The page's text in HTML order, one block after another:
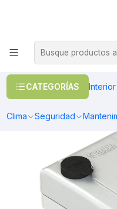
CATEGORÍAS Interior
Clima Seguridad
OFERTAS EN
Cerradura